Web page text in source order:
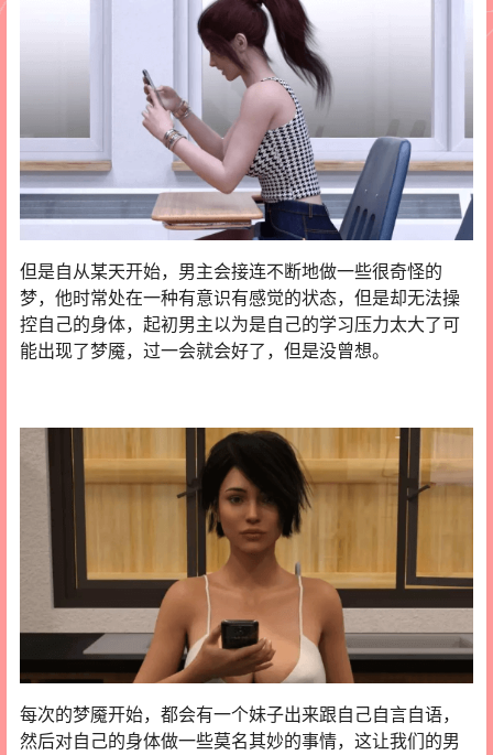
但是自从某天开始，男主会接连不断地做一些很奇怪的
梦，他时常处在一种有意识有感觉的状态，但是却无法操
控自己的身体，起初男主以为是自己的学习压力太大了可
能出现了梦魇，过一会就会好了，但是没曾想。
每次的梦魇开始，都会有一个妹子出来跟自己自言自语，
然后对自己的身体做一些莫名其妙的事情，这让我们的男